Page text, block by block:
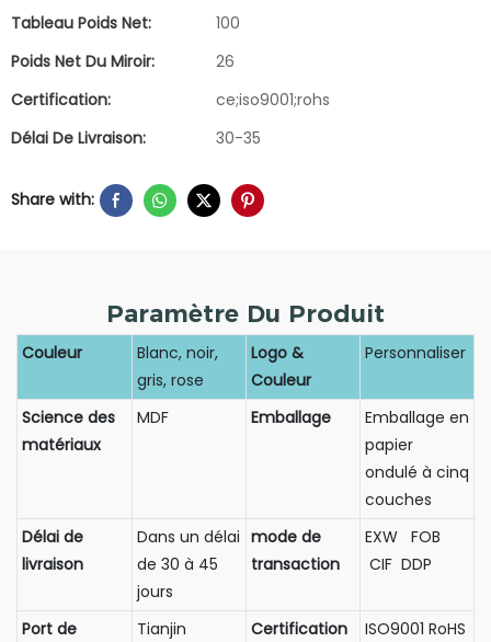
Tableau Poids Net:
100
Poids Net Du Miroir:
26
Certification:
ce;iso9001;rohs
Délai De Livraison:
30-35
Share with:
Paramètre Du Produit
Couleur
Blanc, noir,
gris, rose
Logo &
Couleur
Personnaliser
Science des
matériaux
MDF Emballage
Emballage en
papier
ondulé à cinq
couches
Délai de
livraison
Dans un délai
de 30 à 45
jours
mode de
transaction
EXW FOB
CIF DDP
Port de
Tianjin Certification ISO9001 RoHS